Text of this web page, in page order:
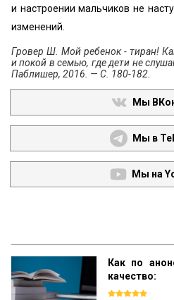
и настроении мальчиков не
изменений.
Гровер Ш. Мой ребенок - тиран!
и покой в семью, где дети не
Паблишер, 2016. — С. 180-182.
Мы
Мы в
Мы на
Как по
студентов